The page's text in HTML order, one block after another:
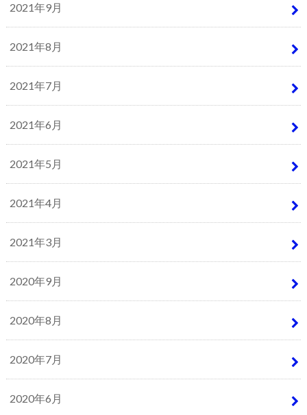
2021年9月
2021年8月
2021年7月
2021年6月
2021年5月
2021年4月
2021年3月
2020年9月
2020年8月
2020年7月
2020年6月